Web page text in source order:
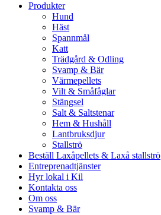
Produkter
Hund
Häst
Spannmål
Katt
Trädgård & Odling
Svamp & Bär
Värmepellets
Vilt & Småfåglar
Stängsel
Salt & Saltstenar
Hem & Hushåll
Lantbruksdjur
Stallströ
Beställ Laxåpellets & Laxå stallströ
Entreprenadtjänster
Hyr lokal i Kil
Kontakta oss
Om oss
Svamp & Bär